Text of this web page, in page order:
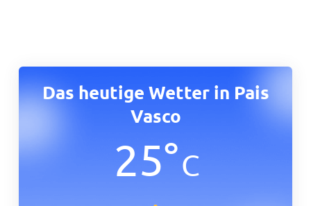
Das heutige Wetter in Pais
Vasco
25°C